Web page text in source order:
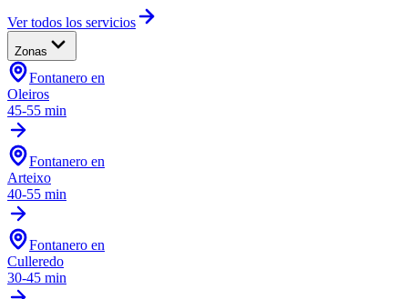
Ver todos los servicios
Zonas
Fontanero en
Oleiros
45-55 min
Fontanero en
Arteixo
40-55 min
Fontanero en
Culleredo
30-45 min